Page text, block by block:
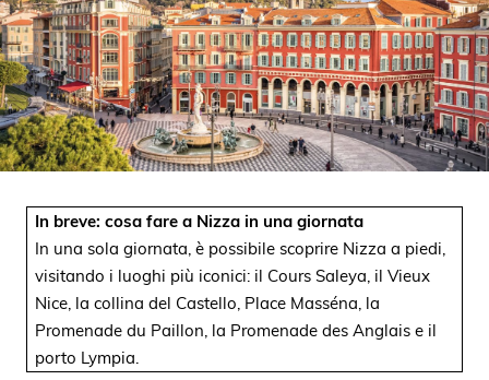
In breve: cosa fare a Nizza in una giornata
In una sola giornata, è possibile scoprire Nizza a piedi,
visitando i luoghi più iconici: il Cours Saleya, il Vieux
Nice, la collina del Castello, Place Masséna, la
Promenade du Paillon, la Promenade des Anglais e il
porto Lympia.